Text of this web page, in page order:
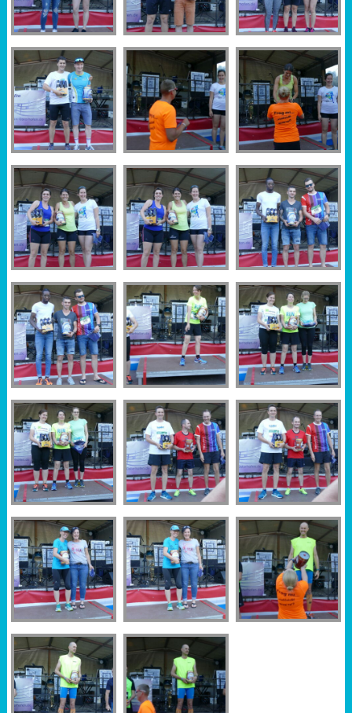
Sportabzeichen
Tempo & Gymnastik